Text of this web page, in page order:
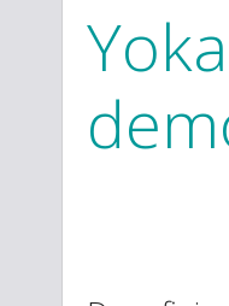
MICHAEL MANDO